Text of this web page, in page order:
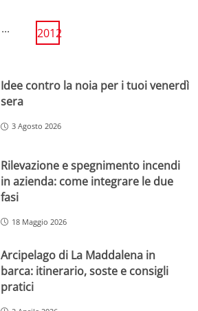
... 2012
Idee contro la noia per i tuoi venerdì
sera
3 Agosto 2026
Rilevazione e spegnimento incendi
in azienda: come integrare le due
fasi
18 Maggio 2026
Arcipelago di La Maddalena in
barca: itinerario, soste e consigli
pratici